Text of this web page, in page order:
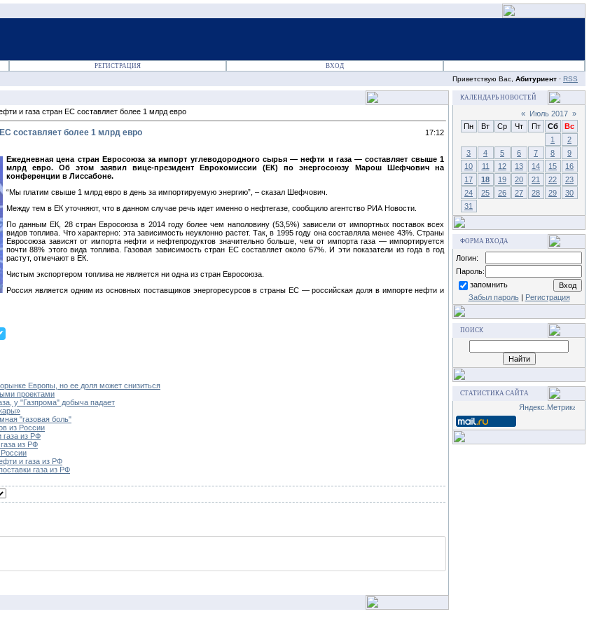
РЕГИСТРАЦИЯ ВХОД
Приветствую Вас, Абитуриент · RSS
и газа стран ЕС составляет более 1 млрд евро
составляет более 1 млрд евро 17:12
Ежедневная цена стран Евросоюза за импорт углеводородного сырья — нефти и газа — составляет свыше 1
млрд евро. Об этом заявил вице-президент Еврокомиссии (ЕК) по энергосоюзу Марош Шефчович на
конференции в Лиссабоне.
“Мы платим свыше 1 млрд евро в день за импортируемую энергию”, – сказал Шефчович.
Между тем в ЕК уточняют, что в данном случае речь идет именно о нефтегазе, сообщило агентство РИА Новости.
По данным ЕК, 28 стран Евросоюза в 2014 году более чем наполовину (53,5%) зависели от импортных поставок всех
видов топлива. Что характерно: эта зависимость неуклонно растет. Так, в 1995 году она составляла менее 43%. Страны
Евросоюза зависят от импорта нефти и нефтепродуктов значительно больше, чем от импорта газа — импортируется
почти 88% этого вида топлива. Газовая зависимость стран ЕС составляет около 67%. И эти показатели из года в год
растут, отмечают в ЕК.
Чистым экспортером топлива не является ни одна из стран Евросоюза.
Россия является одним из основных поставщиков энергоресурсов в страны ЕС — российская доля в импорте нефти и
Европы, но ее доля может снизиться
проектами
у "Газпрома" добыча падает
"газовая боль"
из России
газа из РФ
из РФ
России
и газа из РФ
газа из РФ
КАЛЕНДАРЬ НОВОСТЕЙ
« Июль 2017 »
Пн
Вт Ср Чт Пт Сб
Вс
1
2
3
4 5 6 7 8
9
10
11 12 13 14 15
16
17
18 19 20 21 22
23
24
25 26 27 28 29
30
31
ФОРМА ВХОДА
Логин:
Пароль:
запомнить
Забыл пароль| Регистрация
ПОИСК
СТАТИСТИКА САЙТА